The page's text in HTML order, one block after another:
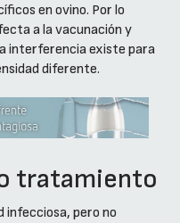
en ovino. Por lo
a la vacunación y
interferencia existe para
diferente.
tratamiento
infecciosa, pero no